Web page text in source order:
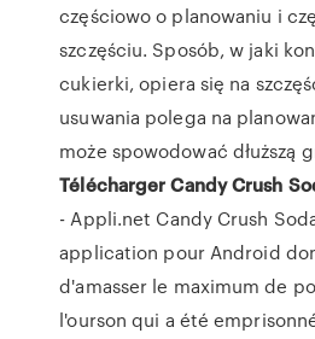
częściowo o planowaniu i
szczęściu. Sposób, w jaki
cukierki, opiera się na
usuwania polega na
może spowodować dłuższą
Télécharger CandyCrush
- Appli.net Candy Crush
application pour Android
d'amasser le maximum de
l'ourson qui a été